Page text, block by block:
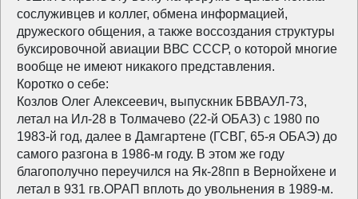
сослуживцев и коллег, обмена информацией,
дружеского общения, а также воссоздания структуры
буксировочной авиации ВВС СССР, о которой многие
вообще не имеют никакого представления.
Коротко о себе:
Козлов Олег Алексеевич, выпускник БВВАУЛ-73,
летал на Ил-28 в Толмачево (22-й ОБАЗ) с 1980 по
1983-й год, далее в Дамгартене (ГСВГ, 65-я ОБАЭ) до
самого разгона в 1986-м году. В этом же году
благополучно переучился на Як-28пп в Вернойхене и
летал в 931 гв.ОРАП вплоть до увольнения в 1989-м.